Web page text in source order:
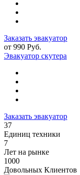
Заказать эвакуатор
от 990 Руб.
Эвакуатор скутера
Заказать эвакуатор
37
Единиц техники
7
Лет на рынке
1000
Довольных Клиентов